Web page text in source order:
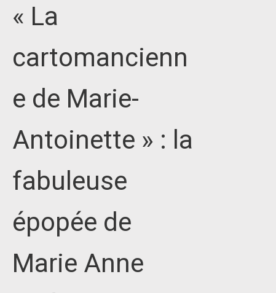
« La
cartomancienn
e de Marie-
Antoinette » : la
fabuleuse
épopée de
Marie Anne